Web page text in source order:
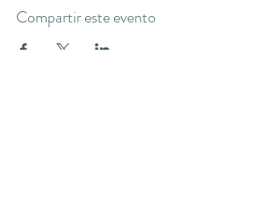
Compartir este evento